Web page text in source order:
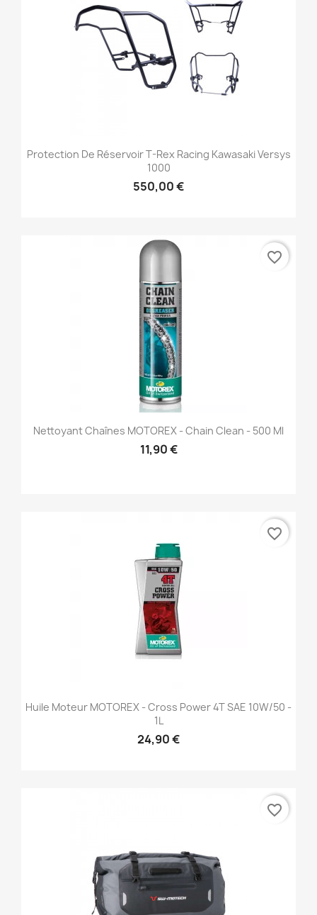
Protection De Réservoir T-Rex Racing Kawasaki Versys
1000
550,00 €
Nettoyant Chaînes MOTOREX - Chain Clean - 500 Ml
11,90 €
favorite_border
Huile Moteur MOTOREX - Cross Power 4T SAE 10W/50 -
1L
24,90 €
favorite_border
favorite_border